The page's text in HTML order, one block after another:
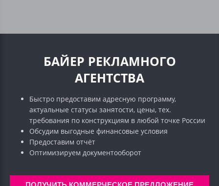
БАЙЕР РЕКЛАМНОГО
АГЕНТСТВА
Быстро предоставим адресную программу,
актуальные статусы занятости, цены, тех.
требования по конструкциям в любой точке России
Обсудим выгодные финансовые условия
Предоставим отчёт
Оптимизируем документооборот